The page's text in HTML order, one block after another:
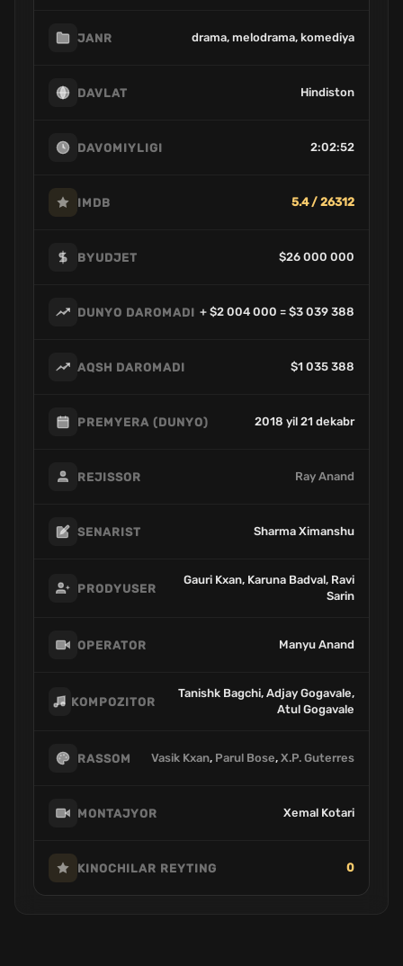
JANR drama, melodrama, komediya
DAVLAT Hindiston
DAVOMIYLIGI 2:02:52
IMDB 5.4 / 26312
BYUDJET $26 000 000
DUNYO DAROMADI + $2 004 000 = $3 039 388
AQSH DAROMADI $1 035 388
PREMYERA (DUNYO) 2018 yil 21 dekabr
REJISSOR Ray Anand
SENARIST Sharma Ximanshu
PRODYUSER
Gauri Kxan, Karuna Badval, Ravi
Sarin
OPERATOR Manyu Anand
KOMPOZITOR
Tanishk Bagchi, Adjay Gogavale,
Atul Gogavale
RASSOM Vasik Kxan, Parul Bose, X.P. Guterres
MONTAJYOR Xemal Kotari
KINOCHILAR REYTING 0